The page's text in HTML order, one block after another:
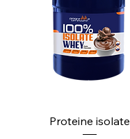
Vista rapida
Proteine isolate